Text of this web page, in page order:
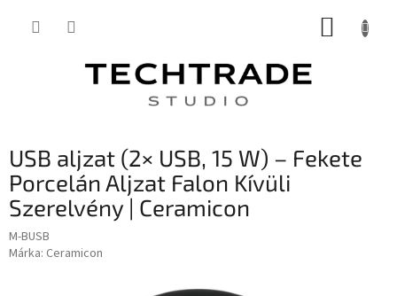
KOSÁR
USB aljzat (2× USB, 15 W) – Fekete
Porcelán Aljzat Falon Kívüli
Szerelvény | Ceramicon
M-BUSB
Márka: Ceramicon